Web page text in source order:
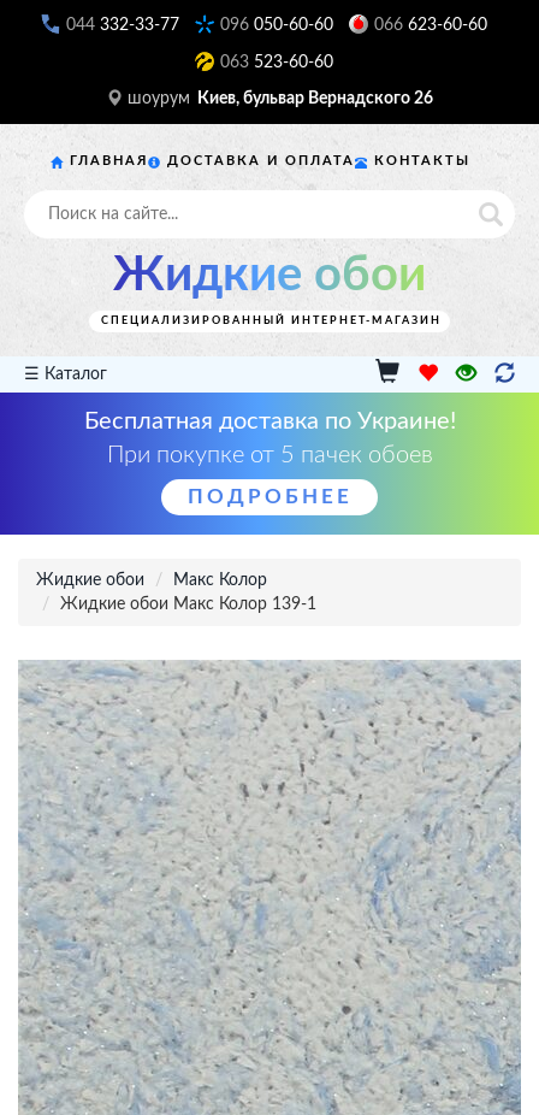
044 332-33-77 096 050-60-60 066 623-60-60
063 523-60-60
шоурум Киев, бульвар Вернадского 26
ГЛАВНАЯ ДОСТАВКА И ОПЛАТА КОНТАКТЫ
Жидкие обои
СПЕЦИАЛИЗИРОВАННЫЙ ИНТЕРНЕТ-МАГАЗИН
☰ Каталог
Бесплатная доставка по Украине!
При покупке от 5 пачек обоев
ПОДРОБНЕЕ
Жидкие обои
Макс Колор
Жидкие обои Макс Колор 139-1